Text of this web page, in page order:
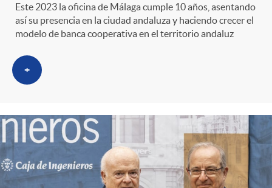
Este 2023 la oficina de Málaga cumple 10 años, asentando
así su presencia en la ciudad andaluza y haciendo crecer el
modelo de banca cooperativa en el territorio andaluz
+